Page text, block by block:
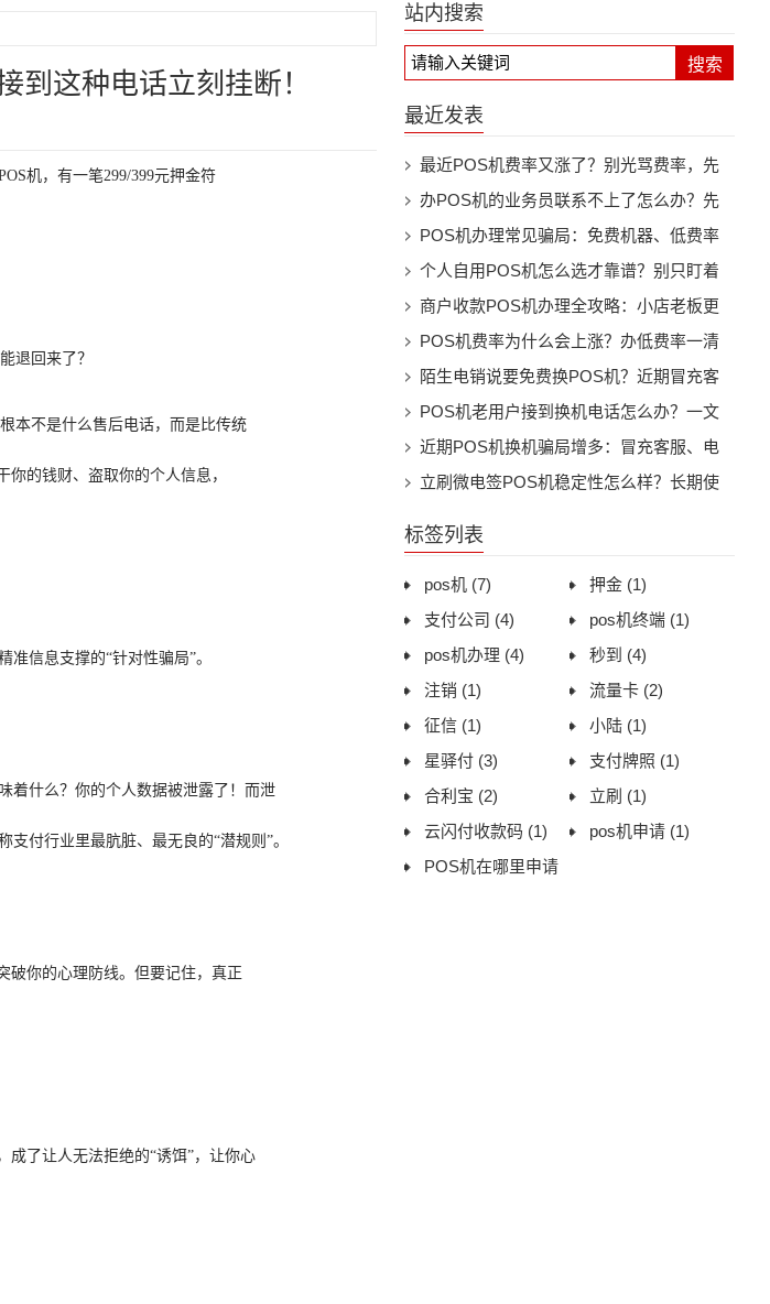
到这种电话立刻挂断！
机，有一笔299/399元押金符
退回来了？
本不是什么售后电话，而是比传统
你的钱财、盗取你的个人信息，
信息支撑的“针对性骗局”。
着什么？你的个人数据被泄露了！而泄
付行业里最肮脏、最无良的“潜规则”。
破你的心理防线。但要记住，真正
成了让人无法拒绝的“诱饵”，让你心
站内搜索
搜索
最近发表
最近POS机费率又涨了？别光骂费率，先
看机器还能不能继续用
办POS机的业务员联系不上了怎么办？先
别慌，按这几步处理
POS机办理常见骗局：免费机器、低费率
和押金套路别踩坑
个人自用POS机怎么选才靠谱？别只盯着
费率看
商户收款POS机办理全攻略：小店老板更
该注意这些细节
POS机费率为什么会上涨？办低费率一清
机前先看懂这些事
陌生电销说要免费换POS机？近期冒充客
服换机骗局提醒
POS机老用户接到换机电话怎么办？一文
看懂防骗要点
近期POS机换机骗局增多：冒充客服、电
销升级、押金陷阱都要警惕
立刷微电签POS机稳定性怎么样？长期使
标签列表
pos机 (7) 押金 (1)
支付公司 (4) pos机终端 (1)
pos机办理 (4) 秒到 (4)
注销 (1) 流量卡 (2)
征信 (1) 小陆 (1)
星驿付 (3) 支付牌照 (1)
合利宝 (2) 立刷 (1)
云闪付收款码 (1) pos机申请 (1)
POS机在哪里申请